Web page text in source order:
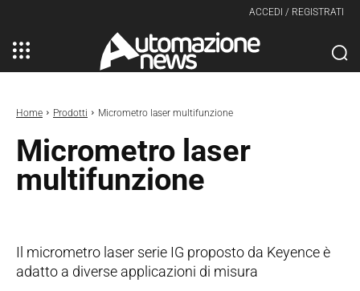
ACCEDI / REGISTRATI
Home Prodotti Micrometro laser multifunzione
Micrometro laser
multifunzione
Il micrometro laser serie IG proposto da Keyence è
adatto a diverse applicazioni di misura